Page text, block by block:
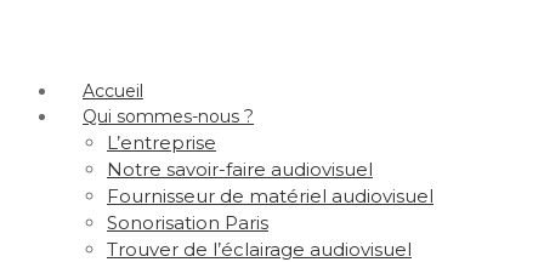
Accueil
Qui sommes-nous ?
L’entreprise
Notre savoir-faire audiovisuel
Fournisseur de matériel audiovisuel
Sonorisation Paris
Trouver de l’éclairage audiovisuel